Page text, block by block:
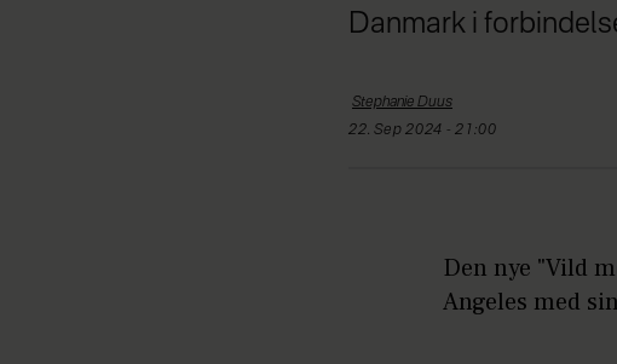
Danmark i
Stephanie Duus
22. Sep 2024 - 21:00
Den nye "Vild
Angeles med